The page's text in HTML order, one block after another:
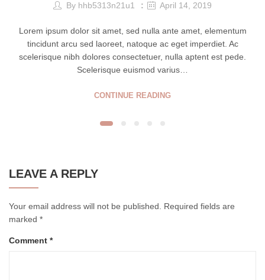
By hhb5313n21u1 April 14, 2019
Lorem ipsum dolor sit amet, sed nulla ante amet, elementum
tincidunt arcu sed laoreet, natoque ac eget imperdiet. Ac
scelerisque nibh dolores consectetuer, nulla aptent est pede.
Scelerisque euismod varius…
CONTINUE READING
LEAVE A REPLY
Your email address will not be published. Required fields are
marked *
Comment *